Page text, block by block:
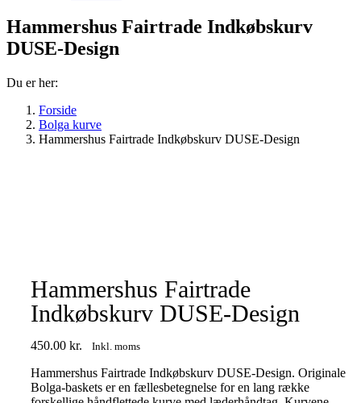
Hammershus Fairtrade Indkøbskurv
DUSE-Design
Du er her:
Forside
Bolga kurve
Hammershus Fairtrade Indkøbskurv DUSE-Design
Hammershus Fairtrade
Indkøbskurv DUSE-Design
450.00 kr. Inkl. moms
Hammershus Fairtrade Indkøbskurv DUSE-Design. Originale
Bolga-baskets er en fællesbetegnelse for en lang række